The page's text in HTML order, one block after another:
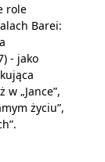
role
Barei:
- jako
w „Jance”,
życiu”,